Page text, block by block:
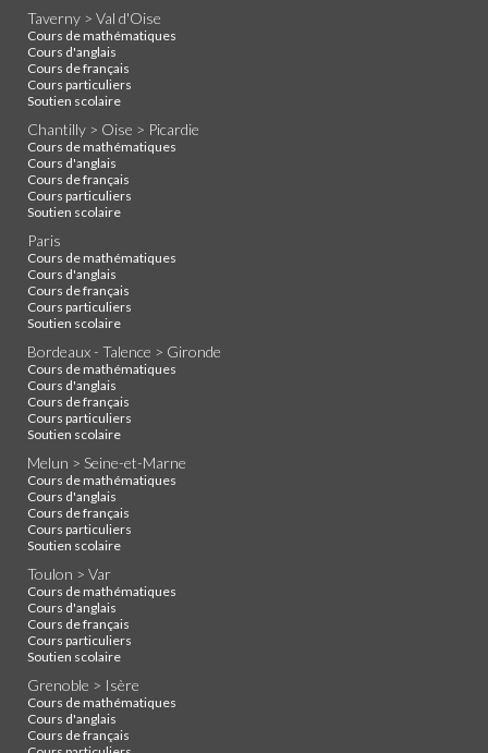
Taverny > Val d'Oise
Cours de mathématiques
Cours d'anglais
Cours de français
Cours particuliers
Soutien scolaire
Chantilly > Oise > Picardie
Cours de mathématiques
Cours d'anglais
Cours de français
Cours particuliers
Soutien scolaire
Paris
Cours de mathématiques
Cours d'anglais
Cours de français
Cours particuliers
Soutien scolaire
Bordeaux - Talence > Gironde
Cours de mathématiques
Cours d'anglais
Cours de français
Cours particuliers
Soutien scolaire
Melun > Seine-et-Marne
Cours de mathématiques
Cours d'anglais
Cours de français
Cours particuliers
Soutien scolaire
Toulon > Var
Cours de mathématiques
Cours d'anglais
Cours de français
Cours particuliers
Soutien scolaire
Grenoble > Isère
Cours de mathématiques
Cours d'anglais
Cours de français